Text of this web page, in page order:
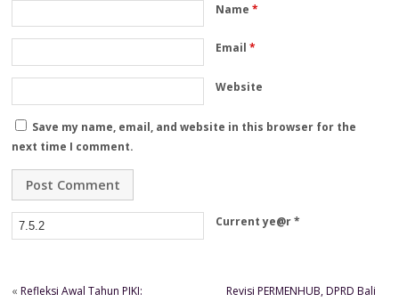
Name*
Email*
Website
Save my name, email, and website in this browser for the
next time I comment.
Current ye@r*
«Refleksi Awal Tahun PIKI:
Revisi PERMENHUB, DPRD Bali